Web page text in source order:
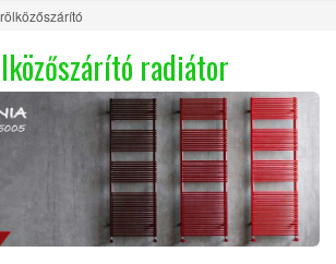
radiátor